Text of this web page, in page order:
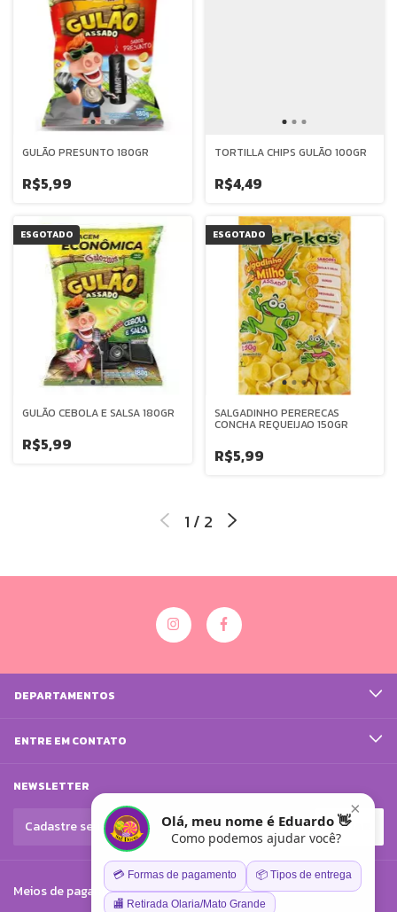
GULÃO PRESUNTO 180GR
R$5,99
TORTILLA CHIPS GULÃO 100GR
R$4,49
ESGOTADO
GULÃO CEBOLA E SALSA 180GR
R$5,99
ESGOTADO
SALGADINHO PERERECAS
CONCHA REQUEIJAO 150GR
R$5,99
1 / 2
DEPARTAMENTOS
ENTRE EM CONTATO
NEWSLETTER
Meios de pagamento
×
Olá, meu nome é Eduardo 👋
Como podemos ajudar você?
💳 Formas de pagamento 📦 Tipos de entrega
🏬 Retirada Olaria/Mato Grande